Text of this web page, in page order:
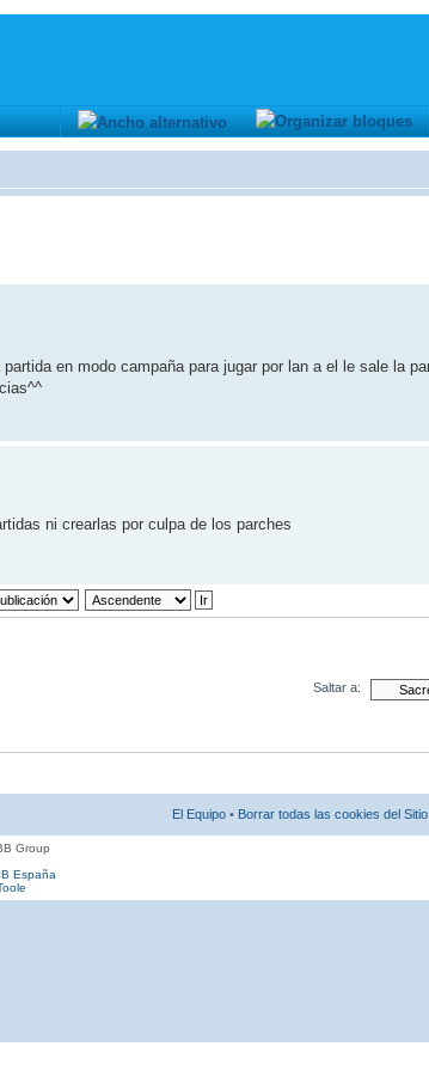
en modo campaña para jugar por lan a el le sale la
ni crearlas por culpa de los parches
Saltar a:
El Equipo • Borrar todas las cookies del Sitio
Group
España